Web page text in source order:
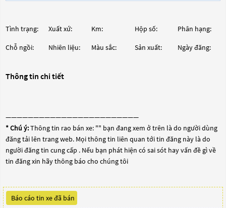
Tình trạng: Xuất xứ: Km: Hộp số: Phân hạng:
Chỗ ngồi: Nhiên liệu: Màu sắc: Sản xuất: Ngày đăng:
Thông tin chi tiết
————————————————————————
* Chú ý:Thông tin rao bán xe: "" bạn đang xem ở trên là do người dùng
đăng tải lên trang web. Mọi thông tin liên quan tới tin đăng này là do
người đăng tin cung cấp . Nếu bạn phát hiện có sai sót hay vấn đề gì về
tin đăng xin hãy thông báo cho chúng tôi
Báo cáo tin xe đã bán